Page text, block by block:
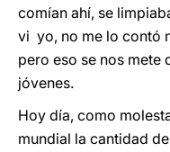
comían ahí, se
vi yo, no me lo contó
pero eso se nos mete
jóvenes.
Hoy día, como
mundial la cantidad